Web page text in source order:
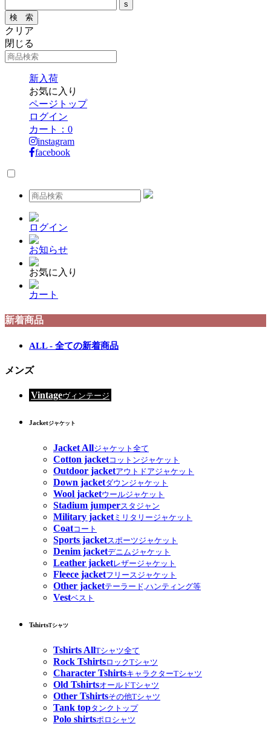
クリア
閉じる
新入荷
お気に入り
ページトップ
ログイン
カート： 0
instagram
facebook
ログイン
お知らせ
お気に入り
カート
新着商品
ALL - 全ての新着商品
メンズ
Vintageヴィンテージ
Jacketジャケット
Jacket Allジャケット全て
Cotton jacketコットンジャケット
Outdoor jacketアウトドアジャケット
Down jacketダウンジャケット
Wool jacketウールジャケット
Stadium jumperスタジャン
Military jacketミリタリージャケット
Coatコート
Sports jacketスポーツジャケット
Denim jacketデニムジャケット
Leather jacketレザージャケット
Fleece jacketフリースジャケット
Other jacketテーラード,ハンティング等
Vestベスト
TshirtsTシャツ
Tshirts AllTシャツ全て
Rock TshirtsロックTシャツ
Character TshirtsキャラクターTシャツ
Old TshirtsオールドTシャツ
Other Tshirtsその他Tシャツ
Tank topタンクトップ
Polo shirtsポロシャツ